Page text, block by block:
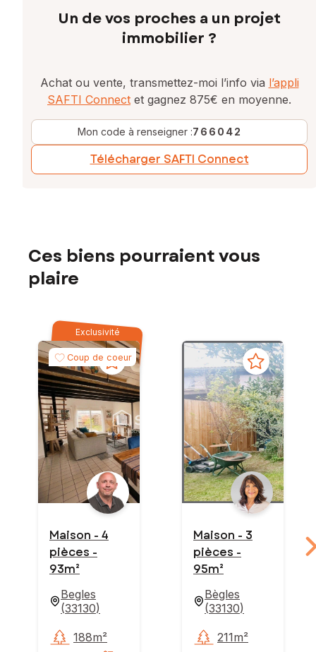
Un de vos proches a un projet
immobilier ?
Achat ou vente, transmettez-moi l’info via l’appli
SAFTI Connect et gagnez 875€ en moyenne.
Mon code à renseigner :766042
Télécharger SAFTI Connect
Ces biens pourraient vous
plaire
Exclusivité
Coup de coeur
Maison - 4
pièces -
93m²
Begles
(33130)
188m²
Maison - 3
pièces -
95m²
Bègles
(33130)
211m²